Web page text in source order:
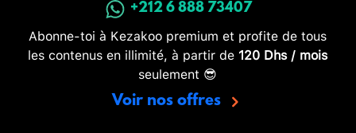
+212 6 888 73407
Abonne-toi à Kezakoo premium et profite de tous
les contenus en illimité, à partir de 120 Dhs / mois
seulement 😎
Voir nos offres